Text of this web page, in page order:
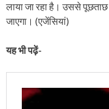
लाया जा रहा है। उससे
जाएगा। (एजेंसियां)
यह भी पढ़ें-